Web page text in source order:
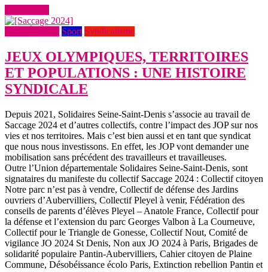
Sport Syndicalisme
JEUX OLYMPIQUES, TERRITOIRES
ET POPULATIONS : UNE HISTOIRE
SYNDICALE
Depuis 2021, Solidaires Seine-Saint-Denis s’associe au travail de
Saccage 2024 et d’autres collectifs, contre l’impact des JOP sur nos
vies et nos territoires. Mais c’est bien aussi et en tant que syndicat
que nous nous investissons. En effet, les JOP vont demander une
mobilisation sans précédent des travailleurs et travailleuses.
Outre l’Union départementale Solidaires Seine-Saint-Denis, sont
signataires du manifeste du collectif Saccage 2024 : Collectif citoyen
Notre parc n’est pas à vendre, Collectif de défense des Jardins
ouvriers d’Aubervilliers, Collectif Pleyel à venir, Fédération des
conseils de parents d’élèves Pleyel – Anatole France, Collectif pour
la défense et l’extension du parc Georges Valbon à La Courneuve,
Collectif pour le Triangle de Gonesse, Collectif Nout, Comité de
vigilance JO 2024 St Denis, Non aux JO 2024 à Paris, Brigades de
solidarité populaire Pantin-Aubervilliers, Cahier citoyen de Plaine
Commune, Désobéissance écolo Paris, Extinction rebellion Pantin et